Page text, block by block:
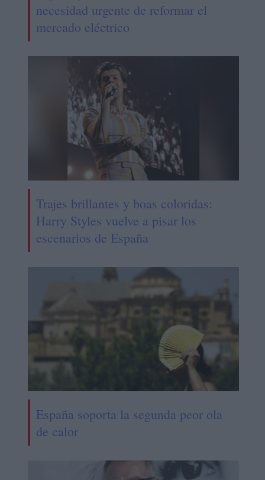
necesidad urgente de reformar el
mercado eléctrico
Trajes brillantes y boas coloridas:
Harry Styles vuelve a pisar los
escenarios de España
España soporta la segunda peor ola
de calor